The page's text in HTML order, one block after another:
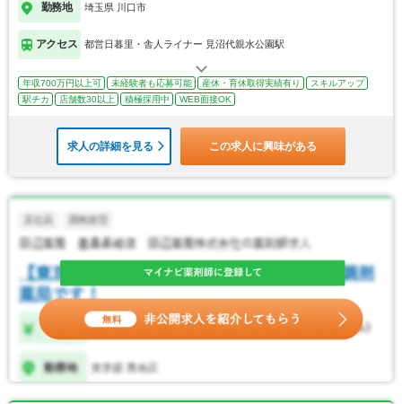
勤務地 埼玉県 川口市
アクセス 都営日暮里・舎人ライナー 見沼代親水公園駅
年収700万円以上可 未経験者も応募可能 産休・育休取得実績有り
スキルアップ
駅チカ
店舗数30以上 積極採用中 WEB面接OK
求人の詳細を見る この求人に興味がある